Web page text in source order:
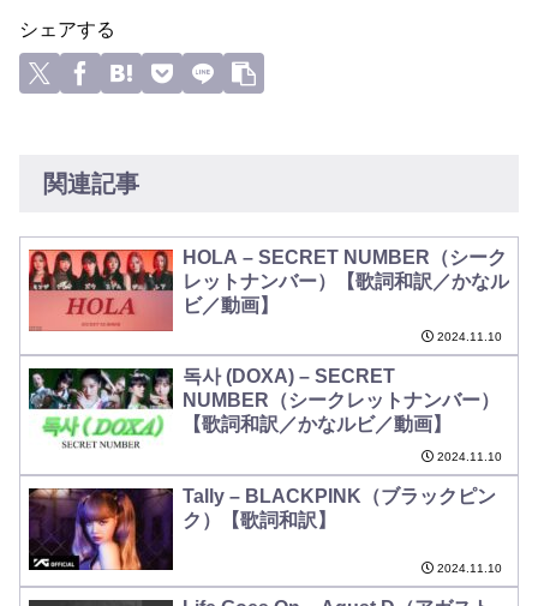
シェアする
関連記事
HOLA – SECRET NUMBER（シーク
レットナンバー）【歌詞和訳／かなル
ビ／動画】
2024.11.10
독사 (DOXA) – SECRET
NUMBER（シークレットナンバー）
【歌詞和訳／かなルビ／動画】
2024.11.10
Tally – BLACKPINK（ブラックピン
ク）【歌詞和訳】
2024.11.10